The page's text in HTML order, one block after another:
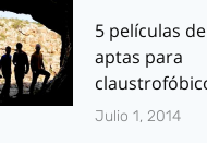
5 películas
aptas para
Julio 1, 2014